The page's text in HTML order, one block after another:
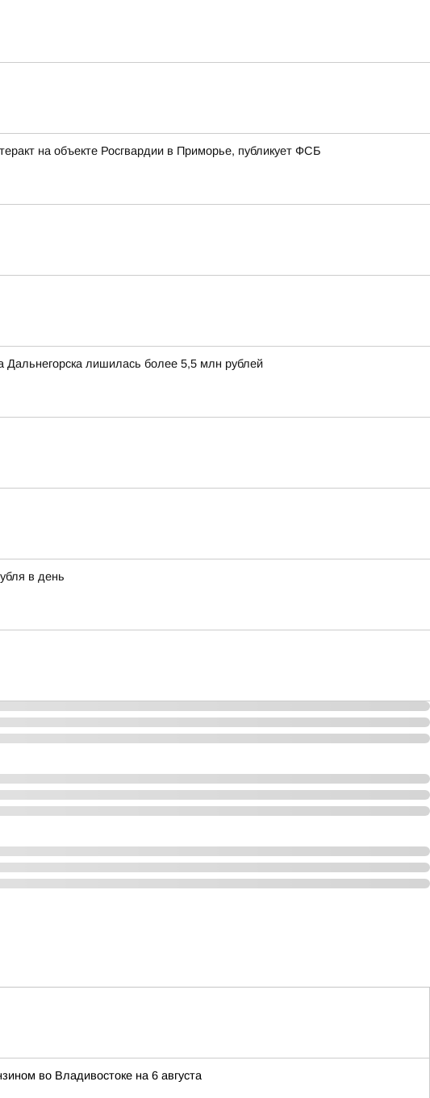
на объекте Росгвардии в Приморье, публикует ФСБ
Дальнегорска лишилась более 5,5 млн рублей
в день
во Владивостоке на 6 августа